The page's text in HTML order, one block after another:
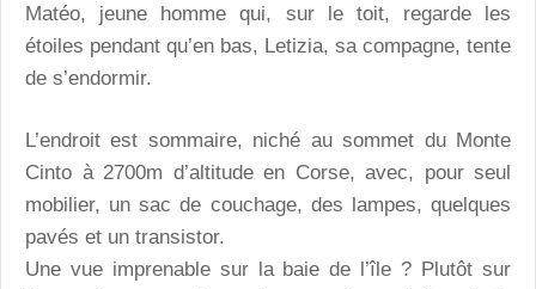
Matéo, jeune homme qui, sur le toit, regarde les
étoiles pendant qu’en bas, Letizia, sa compagne, tente
de s’endormir.
L’endroit est sommaire, niché au sommet du Monte
Cinto à 2700m d’altitude en Corse, avec, pour seul
mobilier, un sac de couchage, des lampes, quelques
pavés et un transistor.
Une vue imprenable sur la baie de l’île ? Plutôt sur